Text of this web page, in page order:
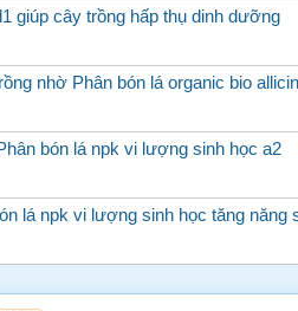
giúp cây trồng hấp thụ dinh dưỡng
nhờ Phân bón lá organic bio allicin
bón lá npk vi lượng sinh học a2
lá npk vi lượng sinh học tăng năng